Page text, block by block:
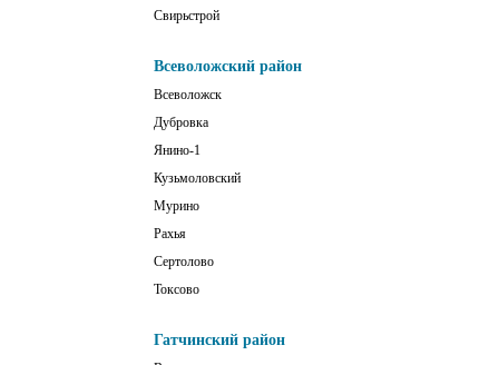
Свирьстрой
Всеволожский район
Всеволожск
Дубровка
Янино-1
Кузьмоловский
Мурино
Рахья
Сертолово
Токсово
Гатчинский район